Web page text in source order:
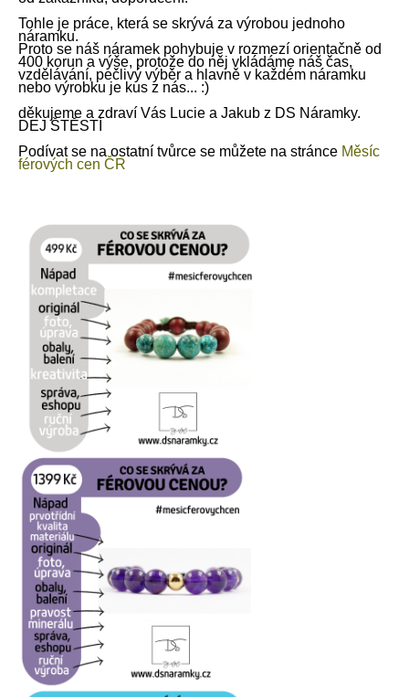
Tohle je práce, která se skrývá za výrobou jednoho
náramku.
Proto se náš náramek pohybuje v rozmezí orientačně od
400 korun a výše, protože do něj vkl ádáme náš čas,
vzděl ávání, pečlivý výběr a hlavně v každém náramku
nebo výrobku je kus z nás... :)
děkujeme a zdraví Vás Lucie a Jakub z DS Náramky.
DEJ ŠTĚSTÍ
Podívat se na ostatní tvůrce se můžete na stránce Měsíc
férových cen ČR